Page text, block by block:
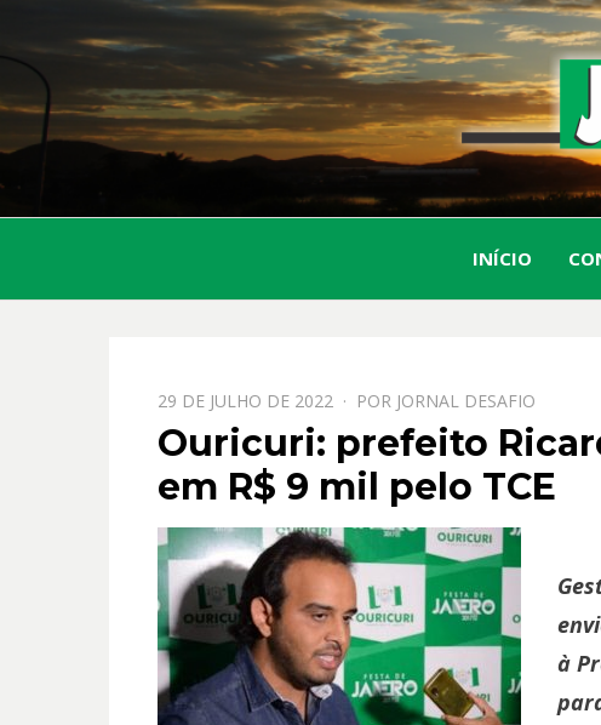
INÍCIO
PPOSTADO
EM
29 DE JULHO DE 2022 POR JORNAL DESAFIO
Ouricuri: prefeito
em R$ 9 mil pelo TCE
à